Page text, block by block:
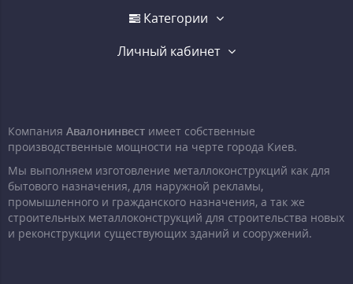
Категории
Личный кабинет
Компания Авалонинвест имеет собственные
производственные мощности на черте города Киев.
Мы выполняем изготовление металлоконструкций как для
бытового назначения, для наружной рекламы,
промышленного и гражданского назначения, а так же
строительных металлоконструкций для строительства новых
и реконструкции существующих зданий и сооружений.